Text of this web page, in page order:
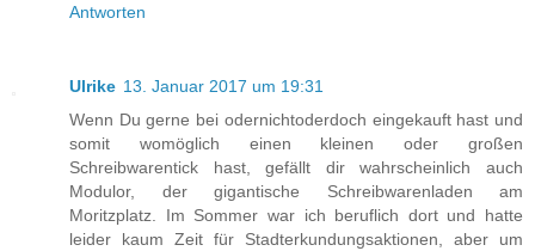
Antworten
Ulrike 13. Januar 2017 um 19:31
Wenn Du gerne bei odernichtoderdoch eingekauft hast und
somit womöglich einen kleinen oder großen
Schreibwarentick hast, gefällt dir wahrscheinlich auch
Modulor, der gigantische Schreibwarenladen am
Moritzplatz. Im Sommer war ich beruflich dort und hatte
leider kaum Zeit für Stadterkundungsaktionen, aber um